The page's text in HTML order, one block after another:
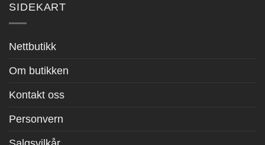
SIDEKART
Nettbutikk
Om butikken
Kontakt oss
Personvern